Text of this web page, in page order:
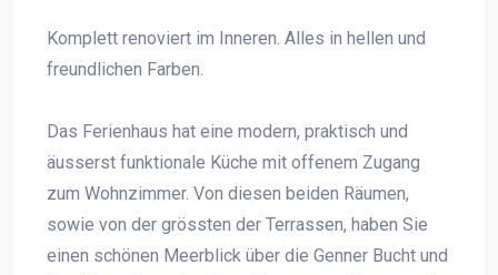
Komplett renoviert im Inneren. Alles in hellen und
freundlichen Farben.
Das Ferienhaus hat eine modern, praktisch und
äusserst funktionale Küche mit offenem Zugang
zum Wohnzimmer. Von diesen beiden Räumen,
sowie von der grössten der Terrassen, haben Sie
einen schönen Meerblick über die Genner Bucht und